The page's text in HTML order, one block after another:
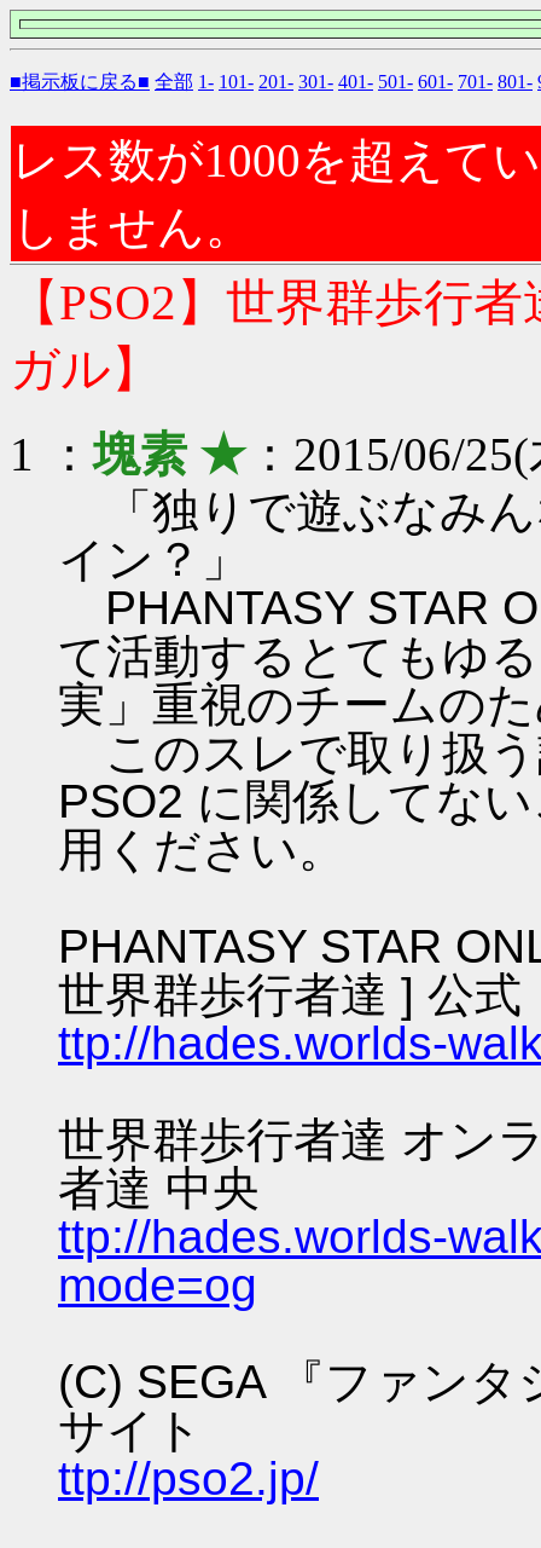
■掲示板に戻る■ 全部 1- 101- 201- 301- 401- 501- 601- 701- 801-
レス数が1000を超えて
しません。
【PSO2】世界群歩行
ガル】
1 ：塊素 ★：2015/06/
「独りで遊ぶなみ
イン？」
PHANTASY STAR
て活動するとてもゆ
実」重視のチームの
このスレで取り扱
PSO2 に関係してな
用ください。
PHANTASY STAR
世界群歩行者達 ] 公式
ttp://hades.worlds-
世界群歩行者達 オン
者達 中央
ttp://hades.worlds-
mode=og
(C) SEGA 『ファン
サイト
ttp://pso2.jp/